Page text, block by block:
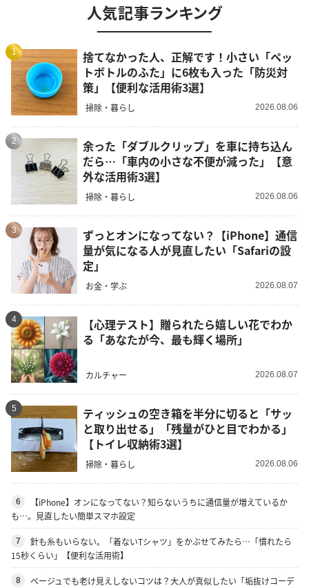
人気記事ランキング
1
捨てなかった人、正解です！小さい「ペッ
トボトルのふた」に6枚も入った「防災対
策」【便利な活用術3選】
掃除・暮らし 2026.08.06
2
余った「ダブルクリップ」を車に持ち込ん
だら…「車内の小さな不便が減った」【意
外な活用術3選】
掃除・暮らし 2026.08.06
3
ずっとオンになってない？【iPhone】通信
量が気になる人が見直したい「Safariの設
定」
お金・学ぶ 2026.08.07
4
【心理テスト】贈られたら嬉しい花でわか
る「あなたが今、最も輝く場所」
カルチャー 2026.08.07
5
ティッシュの空き箱を半分に切ると「サッ
と取り出せる」「残量がひと目でわかる」
【トイレ収納術3選】
掃除・暮らし 2026.08.06
6
【iPhone】オンになってない？知らないうちに通信量が増えているか
も…。見直したい簡単スマホ設定
7
針も糸もいらない。「着ないTシャツ」をかぶせてみたら…「慣れたら
15秒くらい」【便利な活用術】
8
ベージュでも老け見えしないコツは？大人が真似したい「垢抜けコーデ